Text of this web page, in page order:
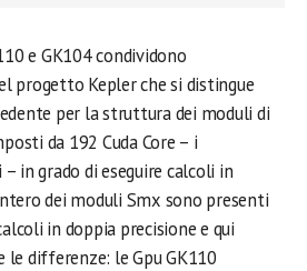
e GK104 condividono
progetto Kepler che si distingue
per la struttura dei moduli di
da 192 Cuda Core – i
in grado di eseguire calcoli in
dei moduli Smx sono presenti
in doppia precisione e qui
le differenze: le Gpu GK110